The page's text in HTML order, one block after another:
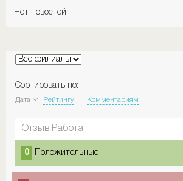
Нет новостей
Сортировать по:
Дата Рейтингу Комментариям
Отзыв Работа
0 Положительные